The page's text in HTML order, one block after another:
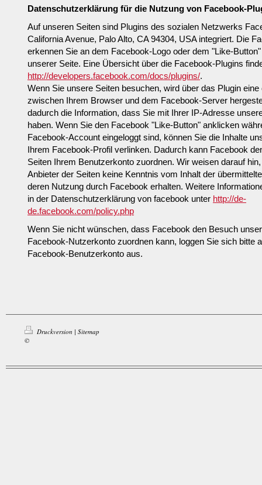
Datenschutzerklärung für die Nutzung von Facebook-
Auf unseren Seiten sind Plugins des sozialen Netzwerks
California Avenue, Palo Alto, CA 94304, USA integriert. Die
erkennen Sie an dem Facebook-Logo oder dem "Like-
unserer Seite. Eine Übersicht über die Facebook-Plugins
http://developers.facebook.com/docs/plugins/.
Wenn Sie unsere Seiten besuchen, wird über das Plugin eine
zwischen Ihrem Browser und dem Facebook-Server
dadurch die Information, dass Sie mit Ihrer IP-Adresse
haben. Wenn Sie den Facebook "Like-Button" anklicken
Facebook-Account eingeloggt sind, können Sie die Inhalte
Ihrem Facebook-Profil verlinken. Dadurch kann Facebook
Seiten Ihrem Benutzerkonto zuordnen. Wir weisen darauf
Anbieter der Seiten keine Kenntnis vom Inhalt der
deren Nutzung durch Facebook erhalten. Weitere
in der Datenschutzerklärung von facebook unter http://de-
de.facebook.com/policy.php
Wenn Sie nicht wünschen, dass Facebook den Besuch
Facebook-Nutzerkonto zuordnen kann, loggen Sie sich bitte
Facebook-Benutzerkonto aus.
Druckversion | Sitemap
©